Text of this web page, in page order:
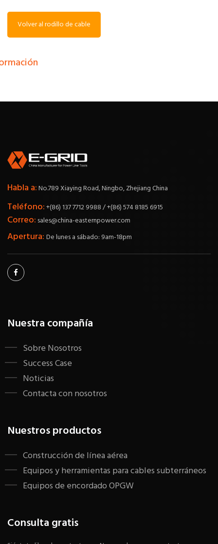
Volver al rodillo de cable
Habla a:No.789 Xiaying Road, Ningbo, Zhejiang China
Teléfono:+(86) 137 7712 9988 / +(86) 574 8185 6915
Correo: sales@china-easternpower.com
Apertura: De lunes a sábado: 9am-18pm
Nuestra compañía
Sobre Nosotros
Success Case
Noticias
Contacta con nosotros
Nuestros productos
Construcción de línea aérea
Equipos y herramientas para cables subterráneos
Equipos de encordado OPGW
Consulta gratis